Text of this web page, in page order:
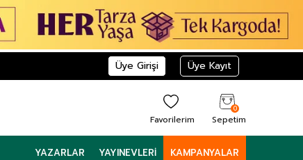
Üye Girişi Üye Kayıt
Favorilerim
0
Sepetim
YAZARLAR YAYINEVLERI KAMPANYALAR